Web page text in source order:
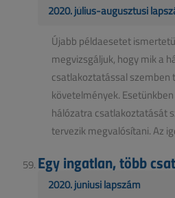
2020. július-augusztusi
Újabb példaesetet
megvizsgáljuk, hogy mik a
csatlakoztatással
követelmények.
hálózatra csatlakoztatását
tervezik megvalósítani. Az
Egy ingatlan, több
2020. júniusi lapszám